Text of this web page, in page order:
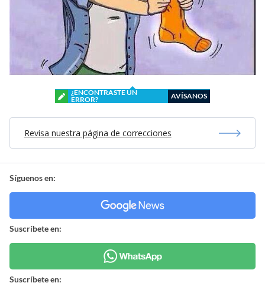
¿ENCONTRASTE UN
ERROR?
AVÍSANOS
Revisa nuestra página de correcciones
Síguenos en:
Suscríbete en:
Suscríbete en: